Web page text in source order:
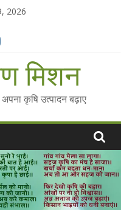
2026
Sahaj Krishi Promotions
- 2025-26मिशन
कृषि उत्पादन बढ़ाए